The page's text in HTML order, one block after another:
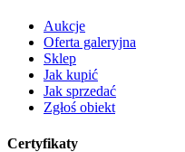
Aukcje
Oferta galeryjna
Sklep
Jak kupić
Jak sprzedać
Zgłoś obiekt
Certyfikaty